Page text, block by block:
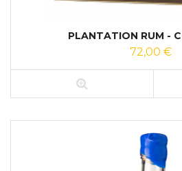
PLANTATION RUM -
72,00 €